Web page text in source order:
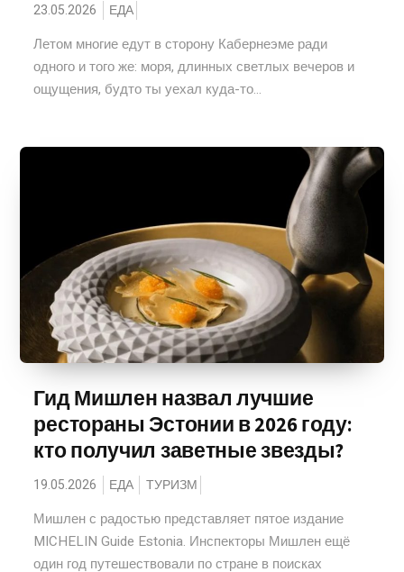
23.05.2026 ЕДА
Летом многие едут в сторону Кабернеэме ради
одного и того же: моря, длинных светлых вечеров и
ощущения, будто ты уехал куда-то...
Гид Мишлен назвал лучшие
рестораны Эстонии в 2026 году:
кто получил заветные звезды?
19.05.2026 ЕДА ТУРИЗМ
Мишлен с радостью представляет пятое издание
MICHELIN Guide Estonia. Инспекторы Мишлен ещё
один год путешествовали по стране в поисках